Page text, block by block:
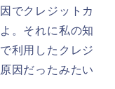
でクレジットカ
。それに私の知
利用したクレジ
因だったみたい